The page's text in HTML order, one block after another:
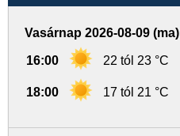
Vasárnap 2026-08-09 (ma)
16:00 22 tól 23 °C
18:00 17 tól 21 °C